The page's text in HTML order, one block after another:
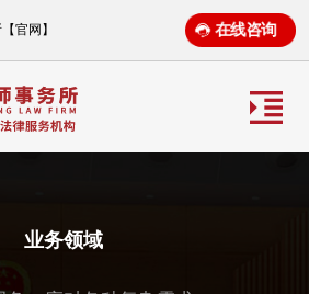
官网】 在线咨询
业务领域